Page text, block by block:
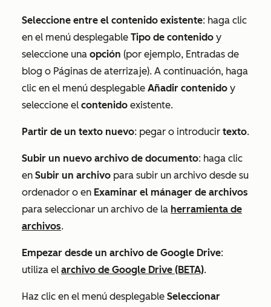
Seleccione entre el contenido existente: haga clic
en el menú desplegable Tipo de contenido y
seleccione una opción (por ejemplo, Entradas de
blog o Páginas de aterrizaje). A continuación, haga
clic en el menú desplegable Añadir contenido y
seleccione el contenido existente.
Partir de un texto nuevo: pegar o introducir texto.
Subir un nuevo archivo de documento: haga clic
en Subir un archivo para subir un archivo desde su
ordenador o en Examinar el mánager de archivos
para seleccionar un archivo de la herramienta de
archivos.
Empezar desde un archivo de Google Drive:
utiliza el archivo de Google Drive (BETA).
Haz clic en el menú desplegable Seleccionar